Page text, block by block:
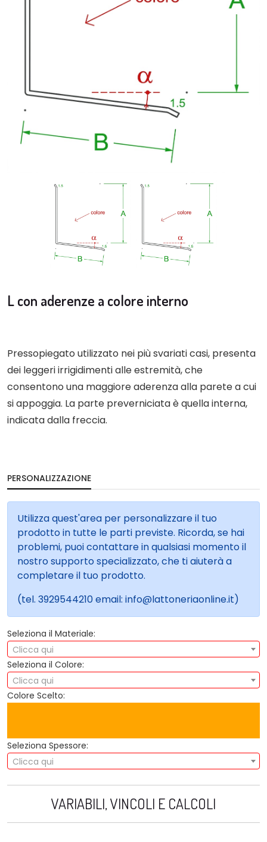
L con aderenze a colore interno
Pressopiegato utilizzato nei più svariati casi, presenta
dei leggeri irrigidimenti alle estremità, che
consentono una maggiore aderenza alla parete a cui
si appoggia. La parte preverniciata è quella interna,
indicata dalla freccia.
PERSONALIZZAZIONE
Utilizza quest'area per personalizzare il tuo
prodotto in tutte le parti previste. Ricorda, se hai
problemi, puoi contattare in qualsiasi momento il
nostro supporto specializzato, che ti aiuterà a
completare il tuo prodotto.
(tel. 3929544210 email: info@lattoneriaonline.it)
Seleziona il Materiale:
Clicca qui
Seleziona il Colore:
Clicca qui
Colore Scelto:
Seleziona Spessore:
Clicca qui
VARIABILI, VINCOLI E CALCOLI